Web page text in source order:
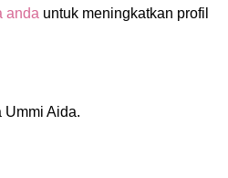
anda untuk meningkatkan profil
Ummi Aida.